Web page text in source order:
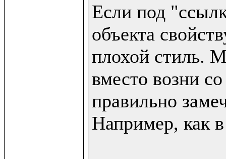
Если под
объекта
плохой стиль.
вместо возни
правильно
Например, как